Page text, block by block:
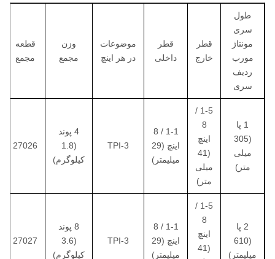
طول
سری
مونتاژ
مورب
ردیف
سری
قطر
خارج
قطر
داخلی
موضوعات
در هر اینچ
وزن
مجمع
قطعه
مجمع
1 پا
(305
میلی
متر)
1-5 /
8
اینچ
(41
میلی
متر)
1-1 / 8
اینچ (29
میلیمتر)
3-TPI
4 پوند
(1.8
کیلوگرم)
27026
2 پا
(610
میلیمتر)
1-5 /
8
اینچ
(41
1-1 / 8
اینچ (29
میلیمتر)
3-TPI
8 پوند
(3.6
کیلوگرم)
27027